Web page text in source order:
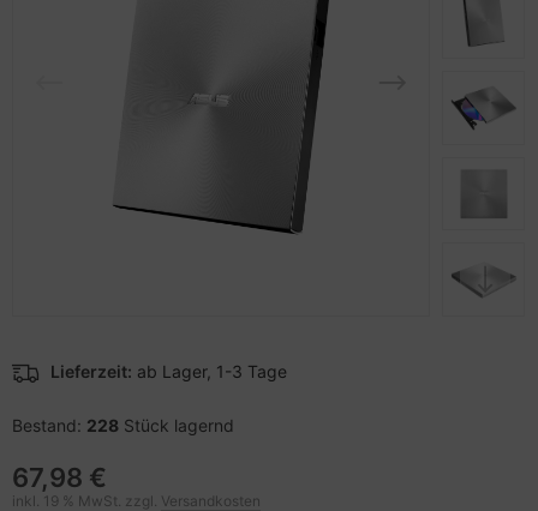
Lieferzeit: ab Lager, 1-3 Tage
Bestand: 228 Stück lagernd
67,98 €
inkl. 19 % MwSt. zzgl. Versandkosten
und Navigation
Mobiltelefone
CD-/DVD-Rohlinge